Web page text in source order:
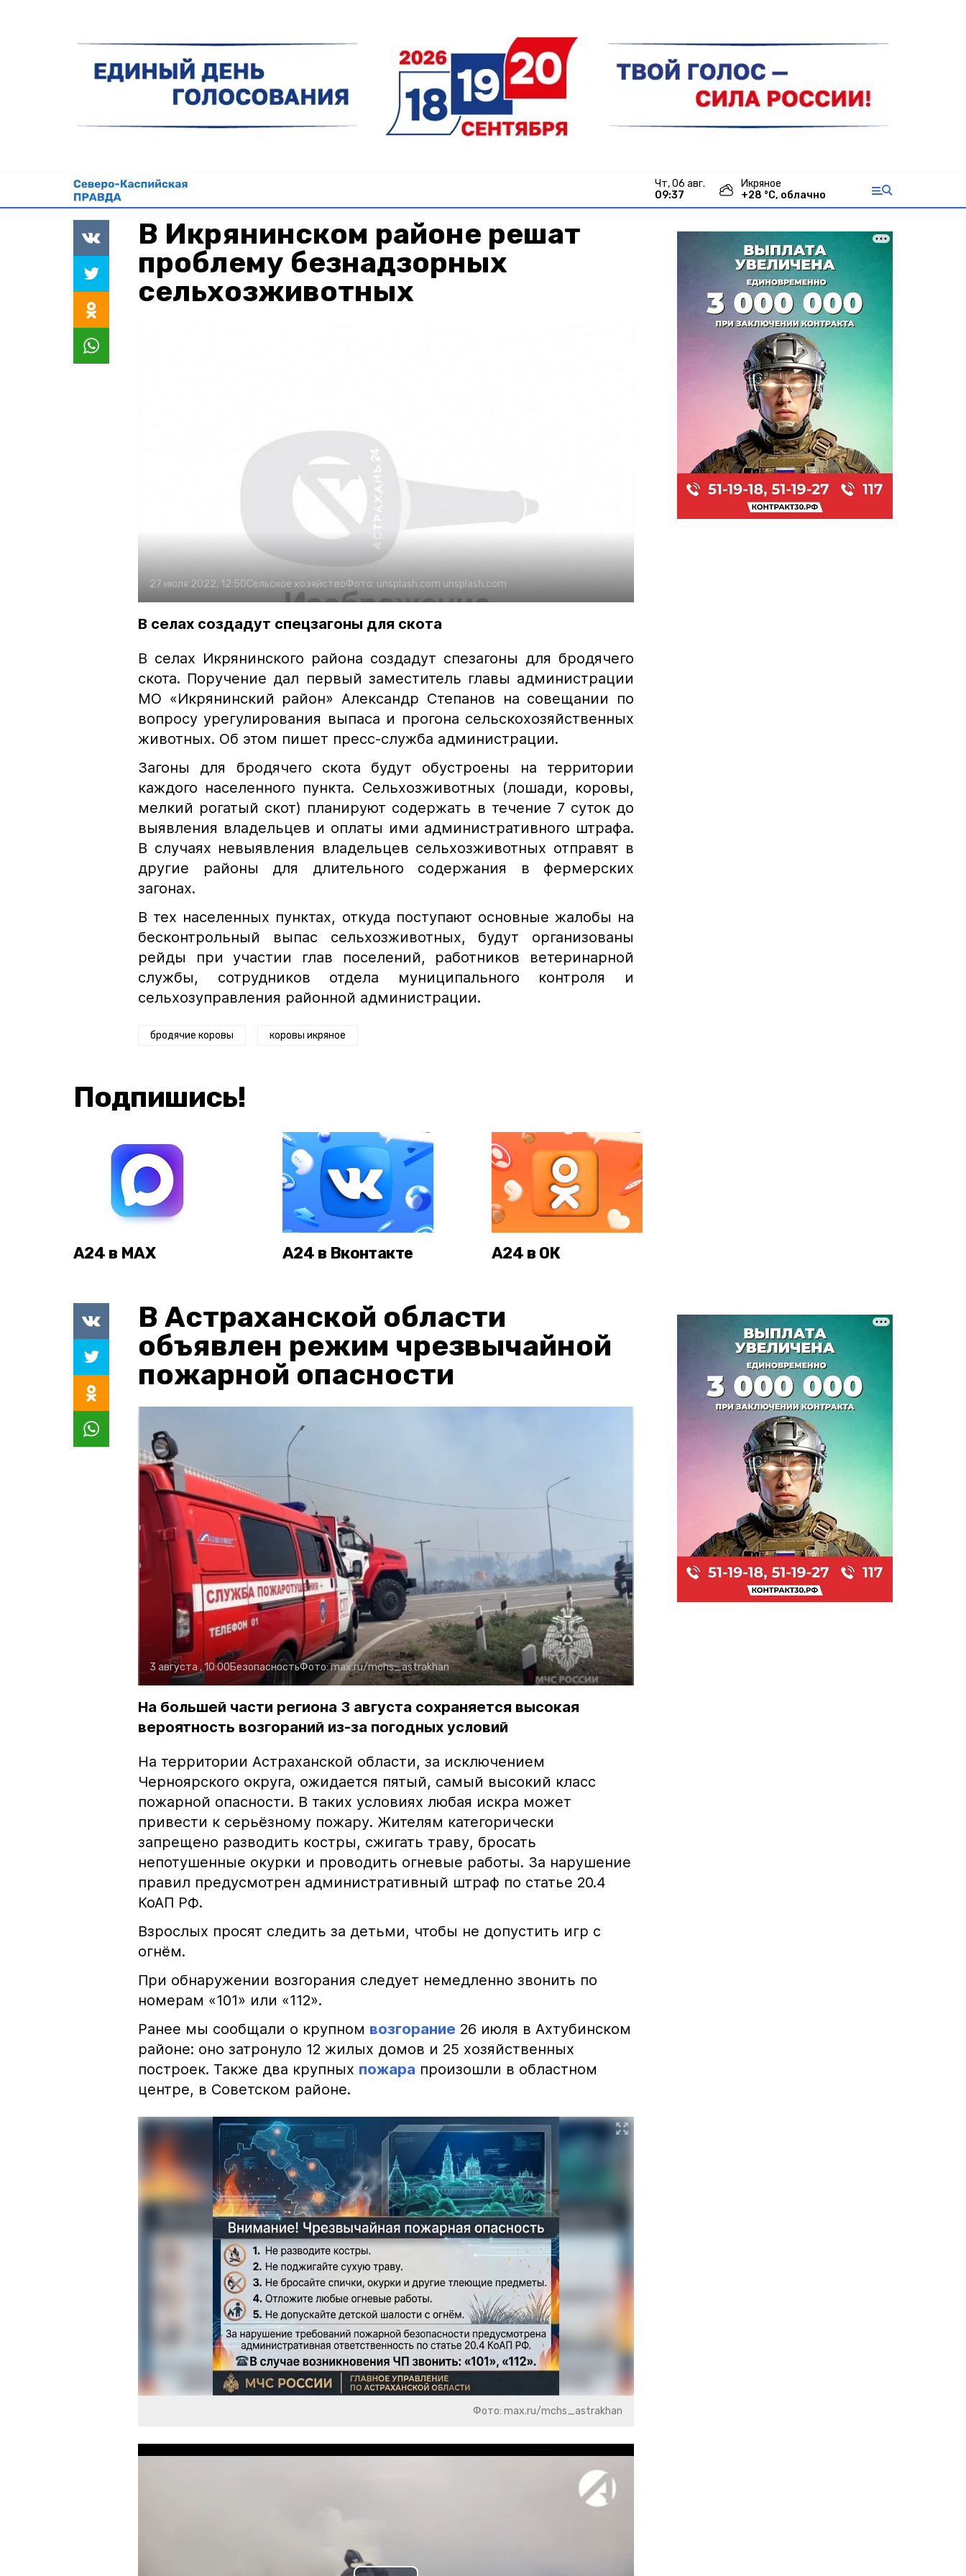
чт, 06 авг.
09:37
Икряное
+28 °С, облачно
В Икрянинском районе решат
проблему безнадзорных
сельхозживотных
27 июля 2022, 12:50Сельское хозяйствоФото: unsplash.com unsplash.com
В селах создадут спецзагоны для скота
В селах Икрянинского района создадут спезагоны для бродячего
скота. Поручение дал первый заместитель главы администрации
МО «Икрянинский район» Александр Степанов на совещании по
вопросу урегулирования выпаса и прогона сельскохозяйственных
животных. Об этом пишет пресс-служба администрации.
Загоны для бродячего скота будут обустроены на территории
каждого населенного пункта. Сельхозживотных (лошади, коровы,
мелкий рогатый скот) планируют содержать в течение 7 суток до
выявления владельцев и оплаты ими административного штрафа.
В случаях невыявления владельцев сельхозживотных отправят в
другие районы для длительного содержания в фермерских
загонах.
В тех населенных пунктах, откуда поступают основные жалобы на
бесконтрольный выпас сельхозживотных, будут организованы
рейды при участии глав поселений, работников ветеринарной
службы, сотрудников отдела муниципального контроля и
сельхозуправления районной администрации.
бродячие коровы коровы икряное
Подпишись!
А24 в MAX А24 в Вконтакте А24 в ОК
В Астраханской области
объявлен режим чрезвычайной
пожарной опасности
3 августа , 10:00БезопасностьФото:max.ru/mchs_astrakhan
На большей части региона 3 августа сохраняется высокая
вероятность возгораний из-за погодных условий
На территории Астраханской области, за исключением
Черноярского округа, ожидается пятый, самый высокий класс
пожарной опасности. В таких условиях любая искра может
привести к серьёзному пожару. Жителям категорически
запрещено разводить костры, сжигать траву, бросать
непотушенные окурки и проводить огневые работы. За нарушение
правил предусмотрен административный штраф по статье 20.4
КоАП РФ.
Взрослых просят следить за детьми, чтобы не допустить игр с
огнём.
При обнаружении возгорания следует немедленно звонить по
номерам «101» или «112».
Ранее мы сообщали о крупном возгорание 26 июля в Ахтубинском
районе: оно затронуло 12 жилых домов и 25 хозяйственных
построек. Также два крупных пожара произошли в областном
центре, в Советском районе.
Фото: max.ru/mchs_astrakhan